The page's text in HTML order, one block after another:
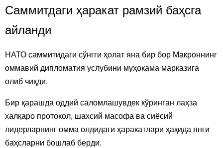
Саммитдаги ҳаракат рамзий баҳсга
айланди
НАТО саммитидаги сўнгги ҳолат яна бир бор Макроннинг
оммавий дипломатия услубини муҳокама марказига
олиб чиқди.
Бир қарашда оддий саломлашувдек кўринган лаҳза
халқаро протокол, шахсий масофа ва сиёсий
лидерларнинг омма олдидаги ҳаракатлари ҳақида янги
баҳсларни бошлаб берди.